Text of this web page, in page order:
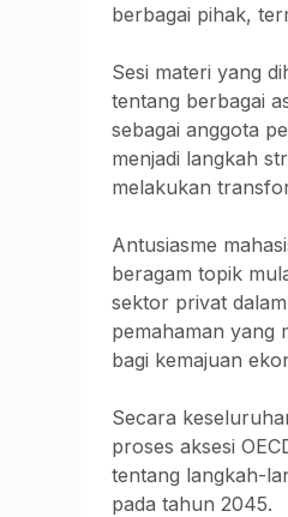
berbagai pihak,
Sesi materi yang
tentang berbagai
sebagai anggota
menjadi langkah
melakukan
Antusiasme
beragam topik
sektor privat
pemahaman yang
bagi kemajuan
Secara
proses aksesi
tentang langkah-
pada tahun 2045.